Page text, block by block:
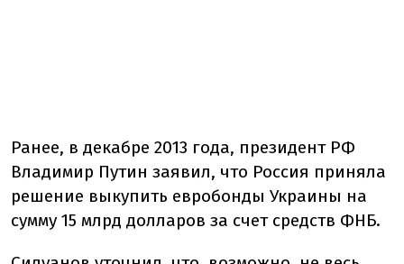
Ранее, в декабре 2013 года, президент РФ
Владимир Путин заявил, что Россия приняла
решение выкупить евробонды Украины на
сумму 15 млрд долларов за счет средств ФНБ.